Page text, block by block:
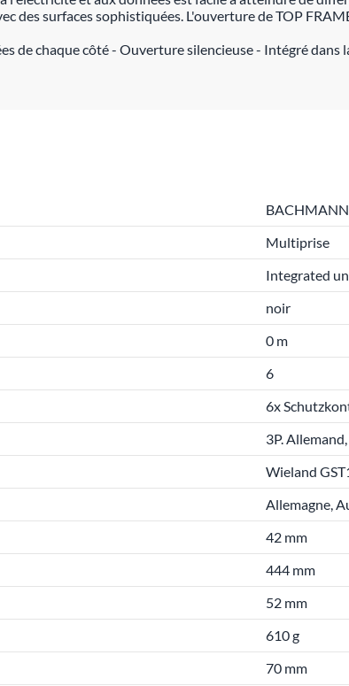
des surfaces sophistiquées. L'ouverture de TOP
de chaque côté - Ouverture silencieuse - Intégré
BACHMANN
Multiprise
Integrated
noir
0 m
6
6x
3P.
Wieland
Allemagne,
42 mm
444 mm
52 mm
610 g
70 mm